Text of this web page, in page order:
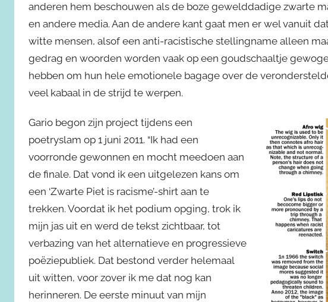
anderen hem beschouwen als de boze gewelddadige zwarte
en andere media. Aan de andere kant gaat men er wel vanuit
witte mensen, alsof een anti-racistische stellingname alleen
gedrag en woorden worden vaak op een goudschaaltje
hebben om hun hele emotionele bagage over de
veel kabaal in de strijd te werpen.
Gario begon zijn project tijdens een
poetryslam op 1 juni 2011. “Ik had een
voorronde gewonnen en mocht meedoen aan
de finale. Dat vond ik een uitgelezen kans om
een ‘Zwarte Piet is racisme’-shirt aan te
trekken. Voordat ik het podium opging, trok ik
mijn jas uit en werd de tekst zichtbaar, tot
verbazing van het alternatieve en progressieve
poëziepubliek. Dat bestond verder helemaal
uit witten, voor zover ik me dat nog kan
herinneren. De eerste minuut van mijn